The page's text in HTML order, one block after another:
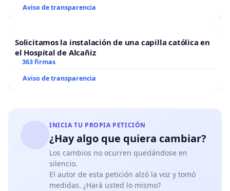
Aviso de transparencia
Solicitamos la instalación de una capilla católica en
el Hospital de Alcañiz
363 firmas
Aviso de transparencia
INICIA TU PROPIA PETICIÓN
¿Hay algo que quiera cambiar?
Los cambios no ocurren quedándose en
silencio.
El autor de esta petición alzó la voz y tomó
medidas. ¿Hará usted lo mismo?